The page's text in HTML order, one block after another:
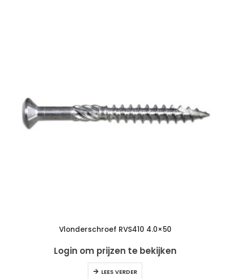
Vlonderschroef RVS410 4.0×50
Login om prijzen te bekijken
LEES VERDER